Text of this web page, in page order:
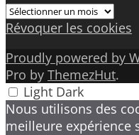
Archives
Révoquer les cookies
Proudly powered by
Pro by ThemezHut.
Light Dark
Nous utilisons des
meilleure expérience